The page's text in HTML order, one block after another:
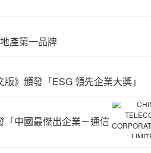
產第一品牌
》頒發「ESG 領先企業大獎」
中國最傑出企業－通信